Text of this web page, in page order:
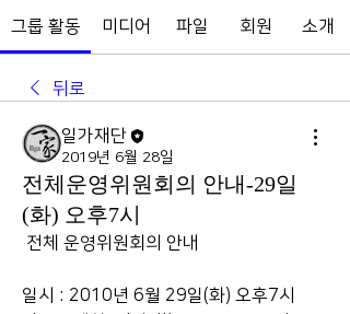
그룹 활동 미디어 파일 회원 소개
뒤로
일가재단
2019년 6월 28일
전체운영위원회의 안내-29일
(화) 오후7시
전체 운영위원회의 안내
일시 : 2010년 6월 29일(화) 오후7시